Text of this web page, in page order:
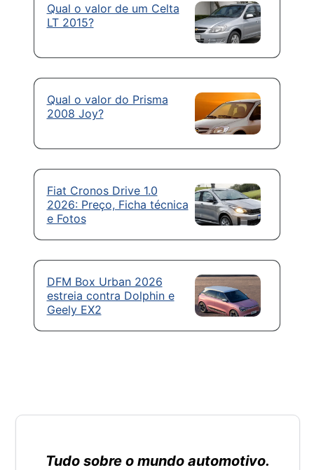
Qual o valor de um Celta
LT 2015?
Qual o valor do Prisma
2008 Joy?
Fiat Cronos Drive 1.0
2026: Preço, Ficha técnica
e Fotos
DFM Box Urban 2026
estreia contra Dolphin e
Geely EX2
Tudo sobre o mundo automotivo.